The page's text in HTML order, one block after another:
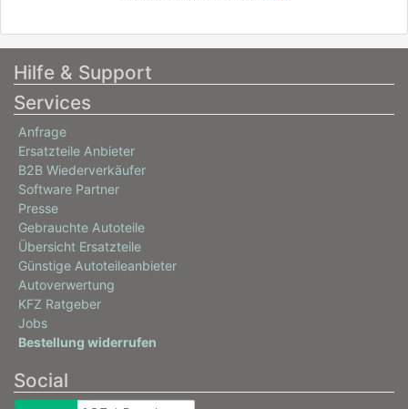
Hilfe & Support
Services
Anfrage
Ersatzteile Anbieter
B2B Wiederverkäufer
Software Partner
Presse
Gebrauchte Autoteile
Übersicht Ersatzteile
Günstige Autoteileanbieter
Autoverwertung
KFZ Ratgeber
Jobs
Bestellung widerrufen
Social